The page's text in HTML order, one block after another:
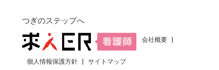
つぎのステップへ
会社概要
個人情報保護方針
サイトマップ